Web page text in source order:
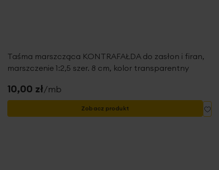
Taśma marszcząca KONTRAFAŁDA do zasłon i firan,
marszczenie 1:2,5 szer. 8 cm, kolor transparentny
10,00 zł/mb
Zobacz produkt